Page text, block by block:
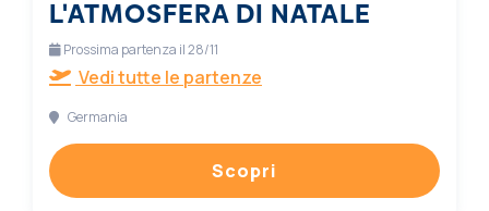
L'ATMOSFERA DI NATALE
Prossima partenza il 28/11
Vedi tutte le partenze
Germania
Scopri